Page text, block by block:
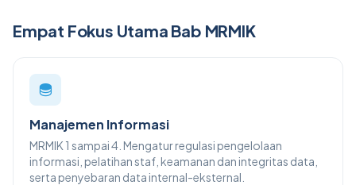
Empat Fokus Utama Bab MRMIK
Manajemen Informasi
MRMIK 1 sampai 4. Mengatur regulasi pengelolaan
informasi, pelatihan staf, keamanan dan integritas data,
serta penyebaran data internal-eksternal.